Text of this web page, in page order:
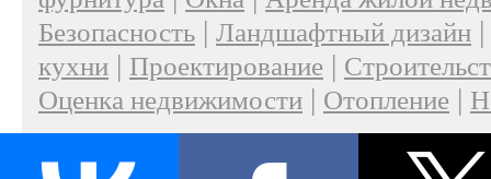
Безопасность | Ландшафтный дизайн |
кухни | Проектирование |
Оценка недвижимости | Отопление |
О проекте|